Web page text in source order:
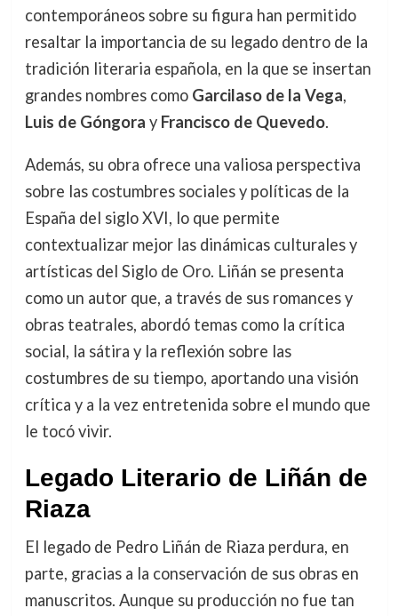
contemporáneos sobre su figura han permitido
resaltar la importancia de su legado dentro de la
tradición literaria española, en la que se insertan
grandes nombres como Garcilaso de la Vega,
Luis de Góngora y Francisco de Quevedo.
Además, su obra ofrece una valiosa perspectiva
sobre las costumbres sociales y políticas de la
España del siglo XVI, lo que permite
contextualizar mejor las dinámicas culturales y
artísticas del Siglo de Oro. Liñán se presenta
como un autor que, a través de sus romances y
obras teatrales, abordó temas como la crítica
social, la sátira y la reflexión sobre las
costumbres de su tiempo, aportando una visión
crítica y a la vez entretenida sobre el mundo que
le tocó vivir.
Legado Literario de Liñán de
Riaza
El legado de Pedro Liñán de Riaza perdura, en
parte, gracias a la conservación de sus obras en
manuscritos. Aunque su producción no fue tan